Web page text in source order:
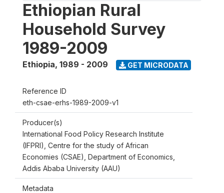
Ethiopian Rural
Household Survey
1989-2009
Ethiopia, 1989 - 2009 GET MICRODATA
Reference ID
eth-csae-erhs-1989-2009-v1
Producer(s)
International Food Policy Research Institute
(IFPRI), Centre for the study of African
Economies (CSAE), Department of Economics,
Addis Ababa University (AAU)
Metadata